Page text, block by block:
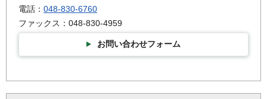
電話： 048-830-6760
ファックス：048-830-4959
お問い合わせフォーム